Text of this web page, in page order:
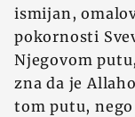
ismijan,
pokornosti
Njegovom
zna da je
tom putu,